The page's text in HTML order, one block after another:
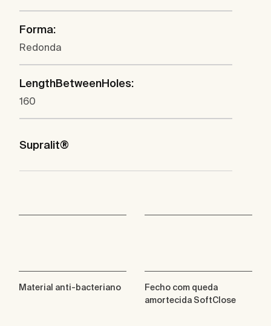
Forma:
Redonda
LengthBetweenHoles:
160
Supralit®
Material anti-bacteriano
Fecho com queda
amortecida SoftClose